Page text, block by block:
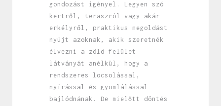
gondozást igényel. Legyen szó
kertről, teraszról vagy akár
erkélyről, praktikus megoldást
nyújt azoknak, akik szeretnék
élvezni a zöld felület
látványát anélkül, hogy a
rendszeres locsolással,
nyírással és gyomlálással
bajlódnának. De mielőtt döntés